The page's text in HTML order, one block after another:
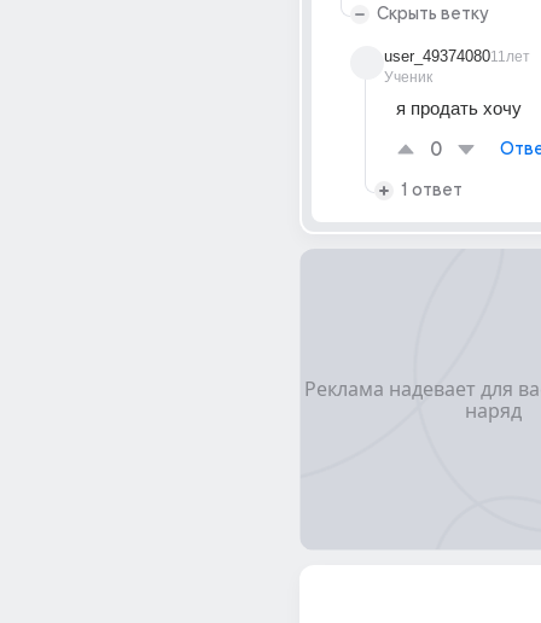
Скрыть ветку
user_49374080
Ученик
11лет
я продать хочу
0
1 ответ